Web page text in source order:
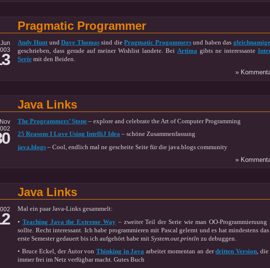
Pragmatic Programmer
Jun
Andy HuntundDave Thomassind diePragmatic Progammersund haben das
geschrieben, dass gerade auf meiner Wishlist landete. Bei Artima gibts ne interessante
Serie mit den Beiden.
»
Java Links
Nov
The Programmers’ Stone – explore and celebrate the Art of Computer Programming
25 Reasons I Love Using IntelliJ Idea – schöne Zusammenfassung
java.blogs – Cool, endlich mal ne gescheite Seite für die java.blogs community
»
Java Links
Mal ein paar Java-Links gesammelt:
• Teaching Java the Extreme Way– zweiter Teil der Serie wie man OO-Programmieruung
sollte. Recht interessant. Ich habe programmieren mit Pascal gelernt und es hat mindestens das
erste Semester gedauert bis ich aufgehört habe mit System.out.println zu debuggen.
• Bruce Eckel, der Autor von Thinking in Java arbeitet momentan an derdritten Version ,
immer frei im Netz verfügbar macht. Gutes Buch